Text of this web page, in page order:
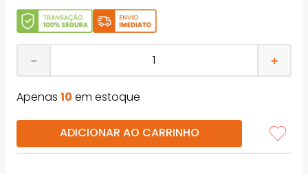
＋
－
Apenas 10 em estoque
ADICIONAR AO CARRINHO